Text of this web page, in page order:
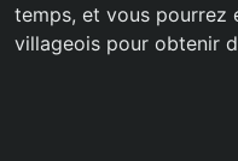
temps, et vous pourrez
villageois pour obtenir